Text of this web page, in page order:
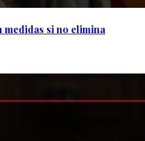
medidas si no elimina